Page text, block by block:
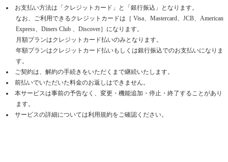
お支払い方法は「クレジットカード」と「銀行振込」となります。
なお、ご利用できるクレジットカードは［ Visa、Mastercard、JCB、American
Express、Diners Club 、Discover］になります。
月額プランはクレジットカード払いのみとなります。
年額プランはクレジットカード払いもしくは銀行振込でのお支払いになりま
す。
ご契約は、解約の手続きをいただくまで継続いたします。
前払いでいただいた料金のお返しはできません。
本サービスは事前の予告なく、変更・機能追加・停止・終了することがあり
ます。
サービスの詳細については利用規約をご確認ください。